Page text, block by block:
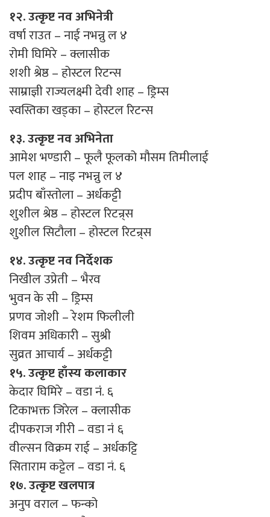
१२. उत्कृष्ट नव अभिनेत्री
वर्षा राउत – नाई नभन्नु ल ४
रोमी घिमिरे – क्लासीक
शशी श्रेष्ठ – होस्टल रिटन्स
साम्राज्ञी राज्यलक्ष्मी देवी शाह – ड्रिम्स
स्वस्तिका खड्का – होस्टल रिटन्स
१३. उत्कृष्ट नव अभिनेता
आमेश भण्डारी – फूलै फूलको मौसम तिमीलाई
पल शाह – नाइ नभन्नु ल ४
प्रदीप बाँस्तोला – अर्धकट्टी
शुशील श्रेष्ठ – होस्टल रिटन्र्स
शुशील सिटौला – होस्टल रिटन्र्स
१४. उत्कृष्ट नव निर्देशक
निखील उप्रेती – भैरव
भुवन के सी – ड्रिम्स
प्रणव जोशी – रेशम फिलीली
शिवम अधिकारी – सुश्री
सुव्रत आचार्य – अर्धकट्टी
१५. उत्कृष्ट हाँस्य कलाकार
केदार घिमिरे – वडा नंं. ६
टिकाभक्त जिरेल – क्लासीक
दीपकराज गीरी – वडा नंं ६
वील्सन विक्रम राई – अर्धकट्टि
सिताराम कट्टेल – वडा नं. ६
१७. उत्कृष्ट खलपात्र
अनुप वराल – फन्को